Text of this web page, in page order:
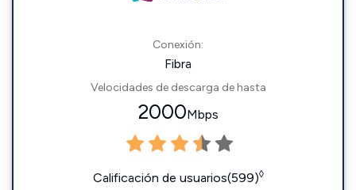
Conexión:
Fibra
Velocidades de descarga de hasta
2000Mbps
Calificación de usuarios(599)◊